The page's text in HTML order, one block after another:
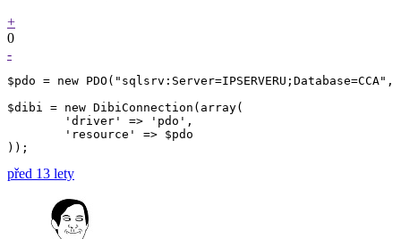
+
0
-
$pdo = new
$dibi = new DibiConnection(array(
před 13 lety